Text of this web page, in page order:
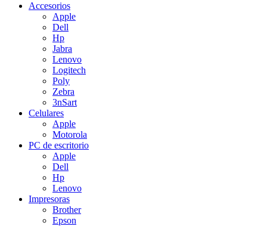
Accesorios
Apple
Dell
Hp
Jabra
Lenovo
Logitech
Poly
Zebra
3nSart
Celulares
Apple
Motorola
PC de escritorio
Apple
Dell
Hp
Lenovo
Impresoras
Brother
Epson